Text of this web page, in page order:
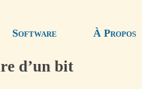
Software À Propos
d’un bit